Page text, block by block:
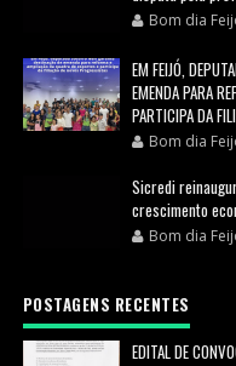
Bom dia
EM FEIJÓ,
EMENDA PARA
PARTICIPA DA
Bom dia
Sicredi
crescimento
Bom dia
POSTAGENS RECENTES
EDITAL DE